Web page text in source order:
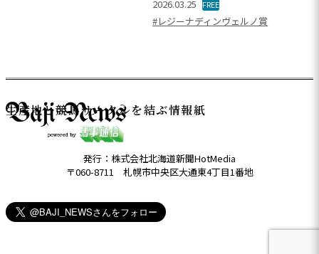
2026.03.25 FREE
#レジーナディンヴェルノ賞
生産地と競馬サークルを結ぶ情報紙
発行：株式会社北海道新聞HotMedia
〒060-8711 札幌市中央区大通東4丁目1番地